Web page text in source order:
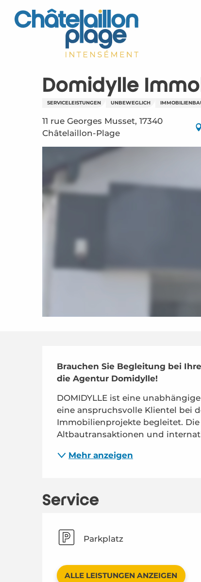
contenu
Domidylle
SERVICELEISTUNGEN UNBEWEGLICH
11 rue Georges Musset, 17340
Châtelaillon-Plage
Brauchen Sie Begleitung bei
die Agentur Domidylle!
DOMIDYLLE ist eine
eine anspruchsvolle Klientel bei
Immobilienprojekte begleitet.
Altbautransaktionen und
Mehr anzeigen
Service
Parkplatz
ALLE LEISTUNGEN ANZEIGEN